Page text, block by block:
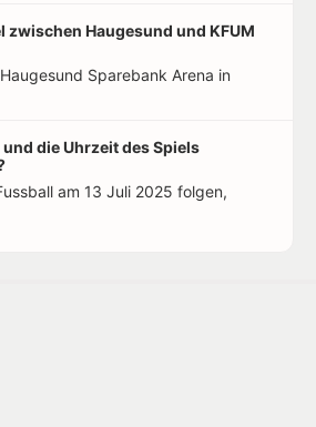
zwischen Haugesund und KFUM
Sparebank Arena in
die Uhrzeit des Spiels
am 13 Juli 2025 folgen,